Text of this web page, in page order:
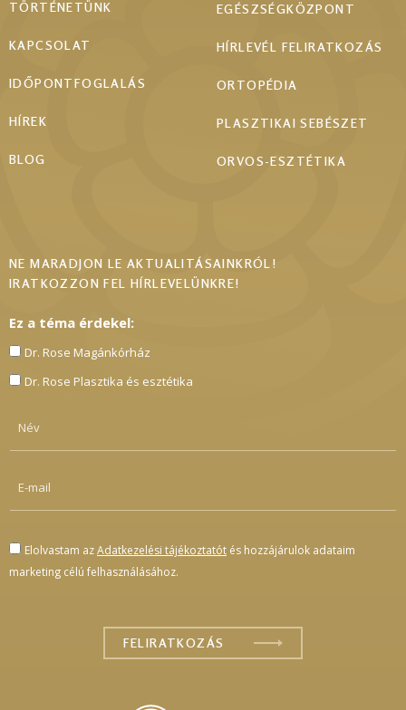
TÖRTÉNETÜNK
KAPCSOLAT
IDŐPONTFOGLALÁS
HÍREK
BLOG
EGÉSZSÉGKÖZPONT
HÍRLEVÉL FELIRATKOZÁS
ORTOPÉDIA
PLASZTIKAI SEBÉSZET
ORVOS-ESZTÉTIKA
NE MARADJON LE AKTUALITÁSAINKRÓL!
IRATKOZZON FEL HÍRLEVELÜNKRE!
Ez a téma érdekel:
Dr. Rose Magánkórház
Dr. Rose Plasztika és esztétika
Elolvastam azAdatkezelési tájékoztatót és hozzájárulok adataim
marketing célú felhasználásához.